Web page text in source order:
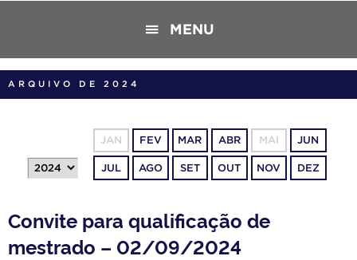
TELEFONES
MENU
ARQUIVO DE 2024
JAN FEV MAR ABR MAI JUN
JUL AGO SET OUT NOV DEZ
Convite para qualificação de
mestrado – 02/09/2024